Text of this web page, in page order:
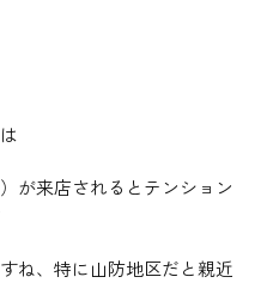
が来店されるとテンション
ね、特に山防地区だと親近